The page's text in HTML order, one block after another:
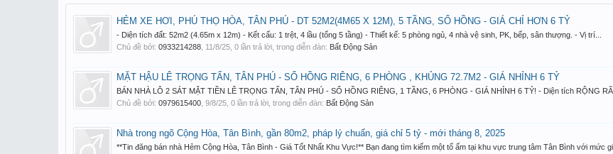
HẺM XE HƠI, PHÚ THỌ HÒA, TÂN PHÚ - DT 52M2(4M65 X 12M), 5 TẦNG, SỔ HỒNG - GIÁ CHỈ HƠN 6 TỶ
- Diện tích đất: 52m2 (4.65m x 12m) - Kết cấu: 1 trệt, 4 lầu (tổng 5 tầng) - Thiết kế: 5 phòng ngủ, 4 nhà vệ sinh, PK, bếp, sân thượng. - Vị trí...
Chủ đề bởi: 0933214288 11/8/25 , 0 lần trả lời, trong diễn đàn: Bất Động Sản
MẶT HẬU LÊ TRỌNG TẤN, TÂN PHÚ - SỔ HỒNG RIÊNG, 6 PHÒNG , KHỦNG 72.7M2 - GIÁ NHỈNH 6 TỶ
BÁN NHÀ LÔ 2 SÁT MẶT TIỀN LÊ TRỌNG TẤN, TÂN PHÚ - SỔ HỒNG RIÊNG, 1 TẦNG, 6 PHÒNG - GIÁ NHỈNH 6 TỶ! - Diện tích RỘNG
Chủ đề bởi: 0979615400 9/8/25 , 0 lần trả lời, trong diễn đàn: Bất Động Sản
Nhà trong ngõ Cộng Hòa, Tân Bình, gần 80m2, pháp lý chuẩn, giá chỉ 5 tỷ - mới tháng 8, 2025
**Tin đăng bán nhà Hẻm Cộng Hòa, Tân Bình - Giá Tốt Nhất Khu Vực!** Bạn đang tìm kiếm một tổ ấm tại khu vực trung tâm Tân Bình với mức